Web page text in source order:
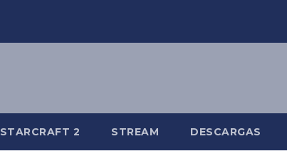
STARCRAFT 2 STREAM DESCARGAS